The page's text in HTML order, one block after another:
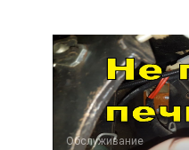
Обслуживание